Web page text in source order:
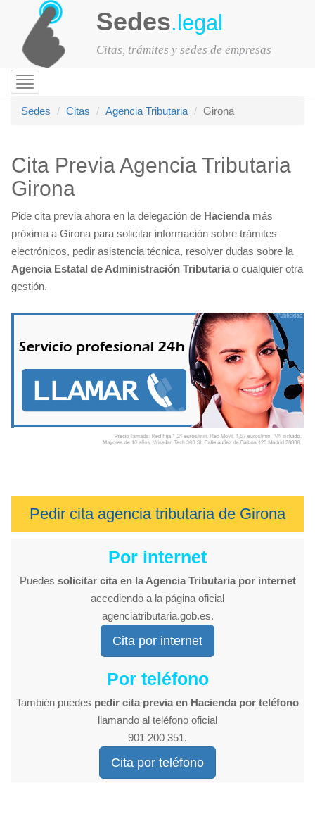
Sedes.legal
Citas, trámites y sedes de empresas
Toggle
navigation
Sedes
Citas Agencia Tributaria Girona
Cita Previa Agencia Tributaria
Girona
Pide cita previa ahora en la delegación de Hacienda más
próxima a Girona para solicitar información sobre trámites
electrónicos, pedir asistencia técnica, resolver dudas sobre la
Agencia Estatal de Administración Tributaria o cualquier otra
gestión.
Pedir cita agencia tributaria de Girona
Por internet
Puedes solicitar cita en la Agencia Tributaria por internet
accediendo a la página oficial
agenciatributaria.gob.es.
Cita por internet
Por teléfono
También puedes pedir cita previa en Hacienda por teléfono
llamando al teléfono oficial
901 200 351.
Cita por teléfono